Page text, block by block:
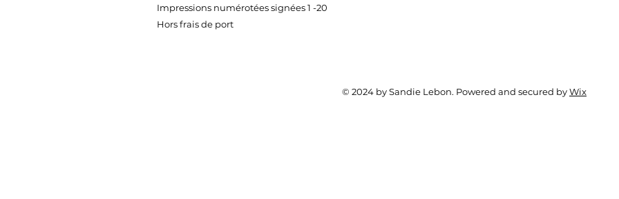
Impressions numérotées signées 1 -20
Hors frais de port
© 2024 by Sandie Lebon. Powered and secured byWix